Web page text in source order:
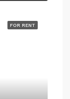
FOR RENT